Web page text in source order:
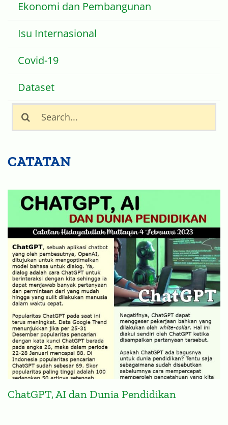
Isu Internasional
Covid-19
Dataset
for:
ChatGPT, AI dan Dunia Pendidikan